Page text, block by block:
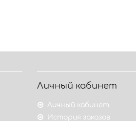
Личный кабинет
Личный кабинет
История заказов